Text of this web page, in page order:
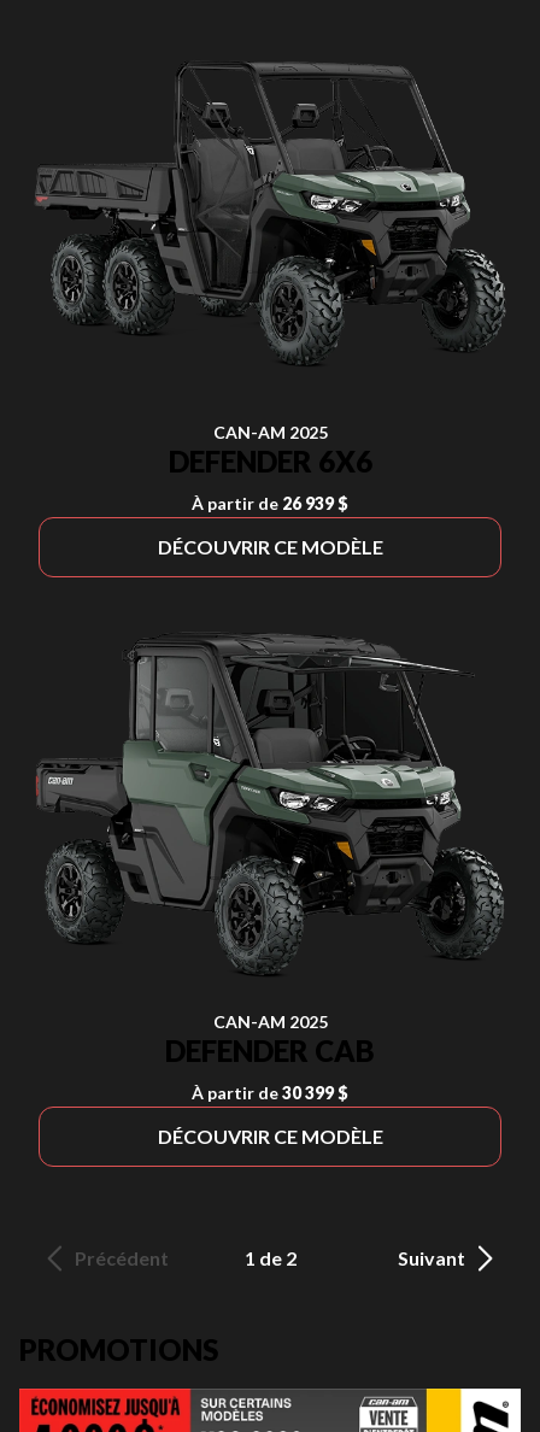
CAN-AM 2025
DEFENDER 6X6
À partir de 26 939 $
DÉCOUVRIR CE MODÈLE
CAN-AM 2025
DEFENDER CAB
À partir de30 399 $
DÉCOUVRIR CE MODÈLE
Précédent 1 de 2 Suivant
PROMOTIONS